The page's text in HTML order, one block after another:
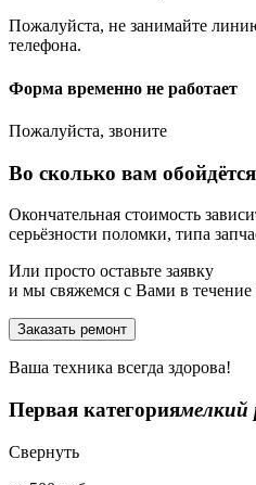
Пожалуйста, не занимайте
телефона.
Форма временно не работает
Пожалуйста, звоните
Во сколько вам
Окончательная стоимость
серьёзности поломки, типа
Или просто оставьте заявку
и мы свяжемся с Вами в течение
Заказать ремонт
Ваша техника всегда здорова!
Первая категориямелкий
Свернуть